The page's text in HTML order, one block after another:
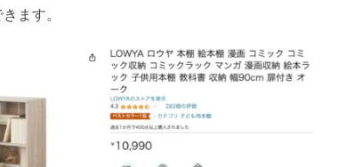
ます。